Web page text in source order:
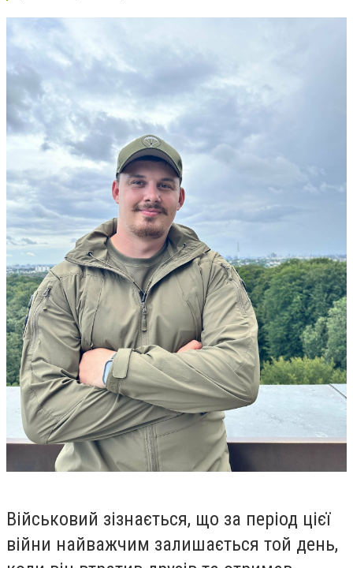
Військовий зізнається, що за період цієї
війни найважчим залишається той день,